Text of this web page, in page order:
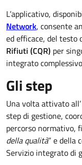
L’applicativo,
Network, consente
ed efficace, del testo
Rifiuti (CQR) per
integrato
Gli step
Una volta attivato
step di gestione,
percorso normativo,
della qualità” e della
Servizio integrato di